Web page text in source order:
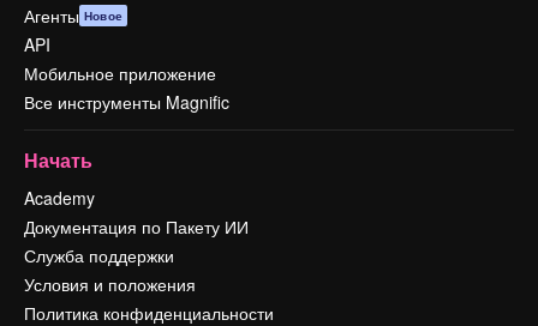
Агенты Новое
API
Мобильное приложение
Все инструменты Magnific
Начать
Academy
Документация по Пакету ИИ
Служба поддержки
Условия и положения
Политика конфиденциальности